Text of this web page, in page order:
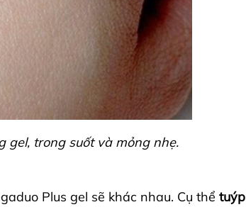
gel, trong suốt và mỏng nhẹ.
Plus gel sẽ khác nhau. Cụ thể tuýp